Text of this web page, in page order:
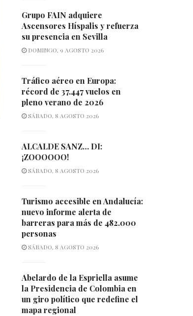
Grupo FAIN adquiere
Ascensores Híspalis y refuerza
su presencia en Sevilla
DOMINGO, 9 AGOSTO 2026
Tráfico aéreo en Europa:
récord de 37.447 vuelos en
pleno verano de 2026
SÁBADO, 8 AGOSTO 2026
ALCALDE SANZ… DI:
¡ZOOOOOO!
SÁBADO, 8 AGOSTO 2026
Turismo accesible en Andalucía:
nuevo informe alerta de
barreras para más de 482.000
personas
SÁBADO, 8 AGOSTO 2026
Abelardo de la Espriella asume
la Presidencia de Colombia en
un giro político que redefine el
mapa regional